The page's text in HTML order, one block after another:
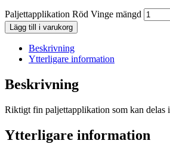
Paljettapplikation Röd Vinge mängd
Lägg till i varukorg
Beskrivning
Ytterligare information
Beskrivning
Riktigt fin paljettapplikation som kan delas
Ytterligare information